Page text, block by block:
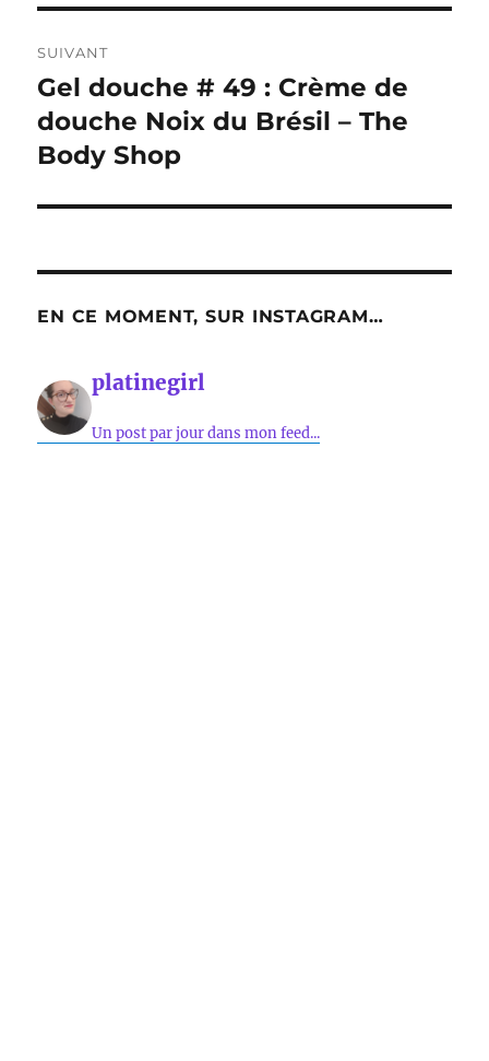
SUIVANT
Publication
suivante :
Gel douche # 49 : Crème de
douche Noix du Brésil – The
Body Shop
EN CE MOMENT, SUR INSTAGRAM…
platinegirl
Un post par jour dans mon feed...